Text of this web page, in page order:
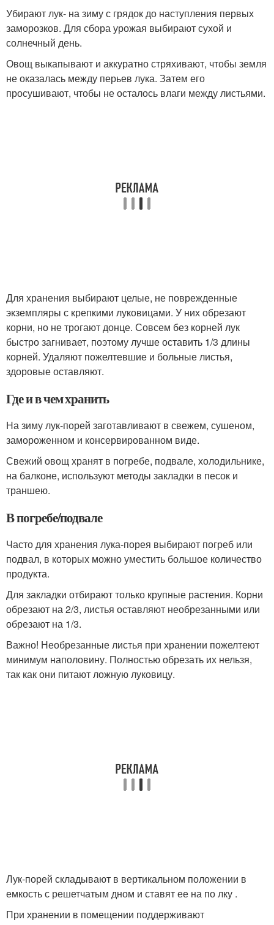
Убирают лук- на зиму с грядок до наступления первых
заморозков. Для сбора урожая выбирают сухой и
солнечный день.
Овощ выкапывают и аккуратно стряхивают, чтобы земля
не оказалась между перьев лука. Затем его
просушивают, чтобы не осталось влаги между листьями.
Для хранения выбирают целые, не поврежденные
экземпляры с крепкими луковицами. У них обрезают
корни, но не трогают донце. Совсем без корней лук
быстро загнивает, поэтому лучше оставить 1/3 длины
корней. Удаляют пожелтевшие и больные листья,
здоровые оставляют.
Где и в чем хранить
На зиму лук-порей заготавливают в свежем, сушеном,
замороженном и консервированном виде.
Свежий овощ хранят в погребе, подвале, холодильнике,
на балконе, используют методы закладки в песок и
траншею.
В погребе/подвале
Часто для хранения лука-порея выбирают погреб или
подвал, в которых можно уместить большое количество
продукта.
Для закладки отбирают только крупные растения. Корни
обрезают на 2/3, листья оставляют необрезанными или
обрезают на 1/3.
Важно! Необрезанные листья при хранении пожелтеют
минимум наполовину. Полностью обрезать их нельзя,
так как они питают ложную луковицу.
Лук-порей складывают в вертикальном положении в
емкость с решетчатым дном и ставят ее на по лку .
При хранении в помещении поддерживают